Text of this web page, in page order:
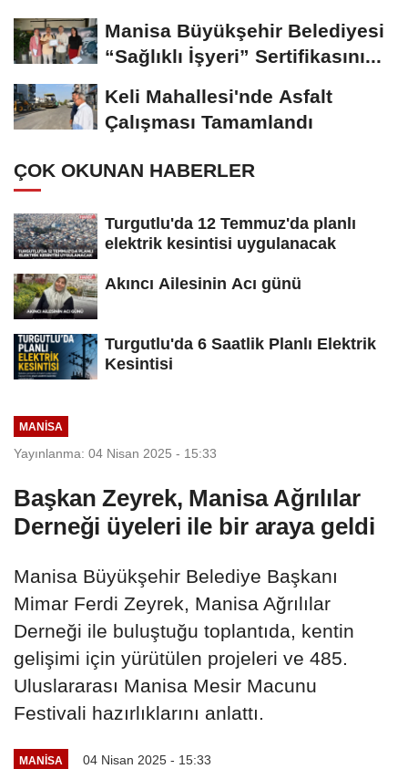
Manisa Büyükşehir Belediyesi
“Sağlıklı İşyeri” Sertifikasını...
Keli Mahallesi'nde Asfalt
Çalışması Tamamlandı
ÇOK OKUNAN HABERLER
Turgutlu'da 12 Temmuz'da planlı
elektrik kesintisi uygulanacak
Akıncı Ailesinin Acı günü
Turgutlu'da 6 Saatlik Planlı Elektrik
Kesintisi
MANİSA
Yayınlanma: 04 Nisan 2025 - 15:33
Başkan Zeyrek, Manisa Ağrılılar
Derneği üyeleri ile bir araya geldi
Manisa Büyükşehir Belediye Başkanı
Mimar Ferdi Zeyrek, Manisa Ağrılılar
Derneği ile buluştuğu toplantıda, kentin
gelişimi için yürütülen projeleri ve 485.
Uluslararası Manisa Mesir Macunu
Festivali hazırlıklarını anlattı.
MANİSA 04 Nisan 2025 - 15:33